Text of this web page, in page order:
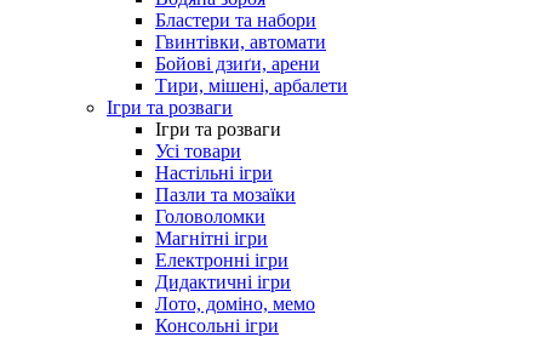
Бластери та набори
Гвинтівки, автомати
Бойові дзиґи, арени
Тири, мішені, арбалети
Ігри та розваги
Ігри та розваги
Усі товари
Настільні ігри
Пазли та мозаїки
Головоломки
Магнітні ігри
Електронні ігри
Дидактичні ігри
Лото, доміно, мемо
Консольні ігри